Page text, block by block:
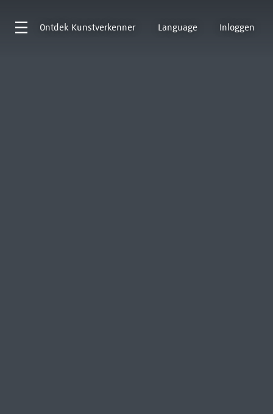
Ontdek Kunstverkenner Language Inloggen